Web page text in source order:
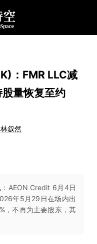
：FMR LLC减
量恢复至约
林叙然
AEON Credit 6月4日
年5月29日在场内出
，不再为主要股东，其